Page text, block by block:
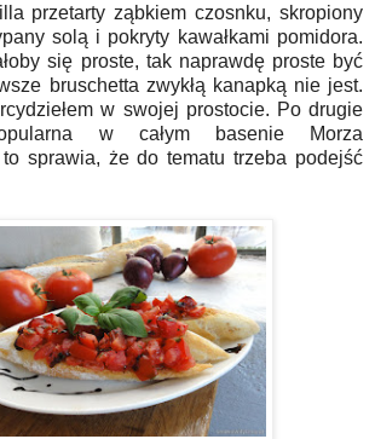
przetarty ząbkiem czosnku, skropiony
solą i pokryty kawałkami pomidora.
się proste, tak naprawdę proste być
bruschetta zwykłą kanapką nie jest.
w swojej prostocie. Po drugie
w całym basenie Morza
sprawia, że do tematu trzeba podejść